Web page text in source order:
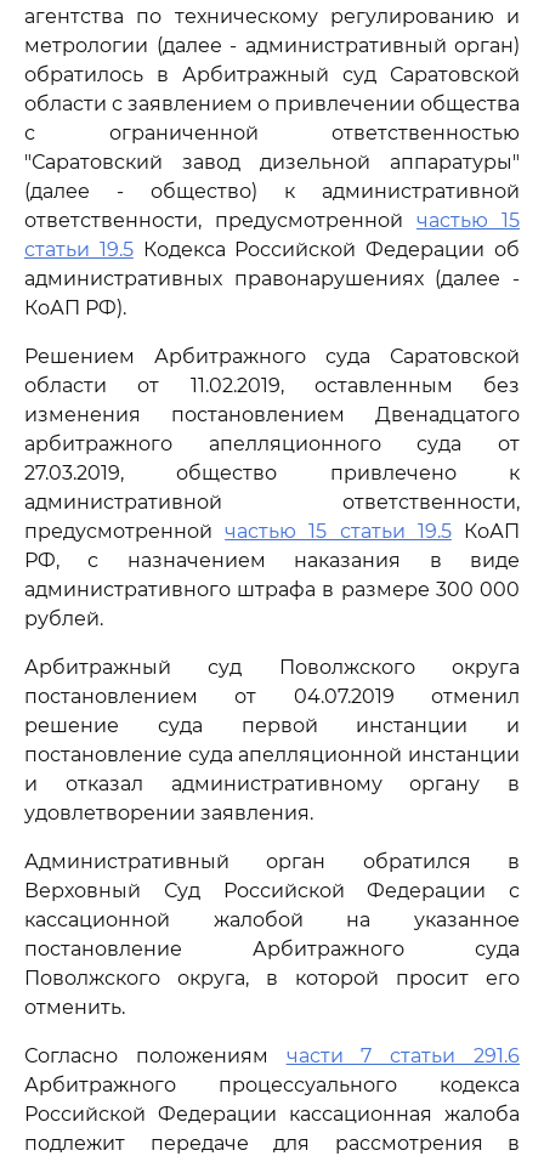
агентства по техническому регулированию и
метрологии (далее - административный орган)
обратилось в Арбитражный суд Саратовской
области с заявлением о привлечении общества
с ограниченной ответственностью
"Саратовский завод дизельной аппаратуры"
(далее - общество) к административной
ответственности, предусмотренной частью 15
статьи 19.5Кодекса Российской Федерации об
административных правонарушениях (далее -
КоАП РФ).
Решением Арбитражного суда Саратовской
области от 11.02.2019, оставленным без
изменения постановлением Двенадцатого
арбитражного апелляционного суда от
27.03.2019, общество привлечено к
административной ответственности,
предусмотреннойчастью 15 статьи 19.5КоАП
РФ, с назначением наказания в виде
административного штрафа в размере 300 000
рублей.
Арбитражный суд Поволжского округа
постановлением от 04.07.2019 отменил
решение суда первой инстанции и
постановление суда апелляционной инстанции
и отказал административному органу в
удовлетворении заявления.
Административный орган обратился в
Верховный Суд Российской Федерации с
кассационной жалобой на указанное
постановление Арбитражного суда
Поволжского округа, в которой просит его
отменить.
Согласно положениям части 7 статьи 291.6
Арбитражного процессуального кодекса
Российской Федерации кассационная жалоба
подлежит передаче для рассмотрения в